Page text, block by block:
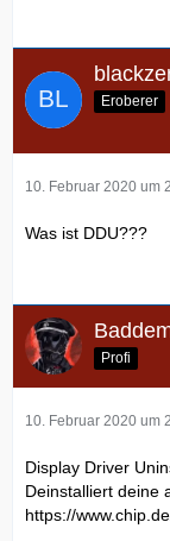
Eroberer
10. Februar 2020 um
Was ist DDU???
Profi
10. Februar 2020 um
Display Driver
Deinstalliert deine
https://